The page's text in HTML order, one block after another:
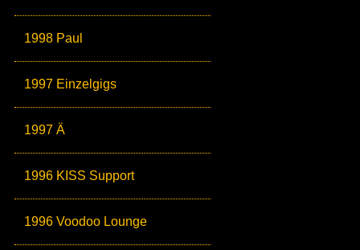
1998 Paul
1997 Einzelgigs
1997 Ä
1996 KISS Support
1996 Voodoo Lounge